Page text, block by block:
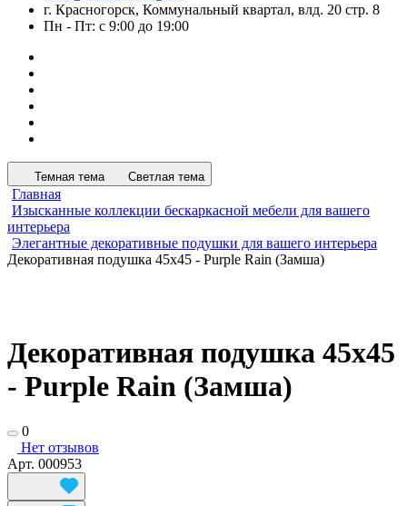
г. Красногорск, Коммунальный квартал, влд. 20 стр. 8
Пн - Пт: с 9:00 до 19:00
Темная тема Светлая тема
Главная
Изысканные коллекции бескаркасной мебели для вашего
интерьера
Элегантные декоративные подушки для вашего интерьера
Декоративная подушка 45х45 - Purple Rain (Замша)
Декоративная подушка 45х45
- Purple Rain (Замша)
0
Нет отзывов
Арт. 000953